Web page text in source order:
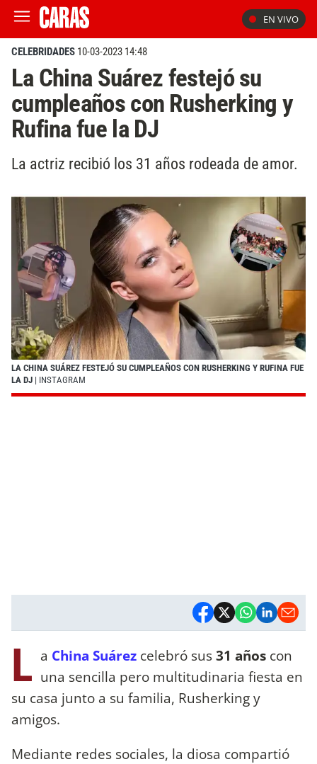
EN VIVO
CELEBRIDADES 10-03-2023 14:48
La China Suárez festejó su
cumpleaños con Rusherking y
Rufina fue la DJ
La actriz recibió los 31 años rodeada de amor.
LA CHINA SUÁREZ FESTEJÓ SU CUMPLEAÑOS CON RUSHERKING Y RUFINA FUE
LA DJ | INSTAGRAM
L a China Suárez celebró sus31 años con
una sencilla pero multitudinaria fiesta en
su casa junto a su familia, Rusherking y
amigos.
Mediante redes sociales, la diosa compartió